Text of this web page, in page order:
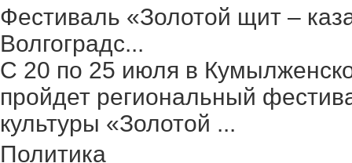
Фестиваль «Золотой щит –
Волгоградс...
С 20 по 25 июля в
пройдет региональный
культуры «Золотой ...
Политика